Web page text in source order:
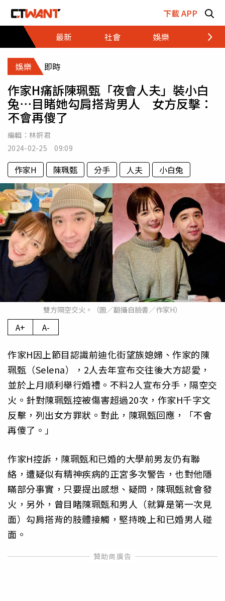
下載 APP
最新
社會 娛樂 財經
娛樂 即時
作家H痛訴陳珮甄「夜會人夫」裝小白
兔⋯目睹她勾肩搭背男人 女方反擊：
不會再傻了
編輯： 林姸君
2024-02-25 09:09
作家H 陳珮甄 分手 人夫 小白兔
雙方隔空交火。（圖／翻攝自臉書／作家H）
A+ A-
作家H因上節目認識前迪化街望族媳婦、作家的陳
珮甄（Selena），2人去年宣布交往後大方認愛，
並於上月順利舉行婚禮。不料2人宣布分手，隔空交
火。針對陳珮甄控被傷害超過20次，作家H千字文
反擊，列出女方罪狀。對此，陳珮甄回應，「不會
再傻了。」
作家H控訴，陳珮甄和已婚的大學前男友仍有聯
絡，遭疑似有精神疾病的正宮多次警告，也對他隱
瞞部分事實，只要提出感想、疑問，陳珮甄就會發
火，另外，曾目睹陳珮甄和男人（就算是第一次見
面）勾肩搭背的肢體接觸，堅持晚上和已婚男人碰
面。